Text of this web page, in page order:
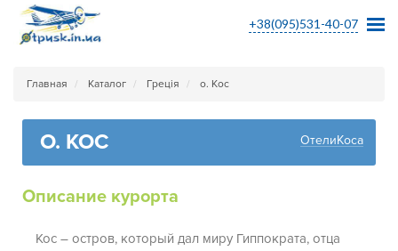
+38(095)531-40-07
Главная Каталог Греція о. Кос
О. КОС ОтелиКоса
Описание курорта
Кос – остров, который дал миру Гиппократа, отца